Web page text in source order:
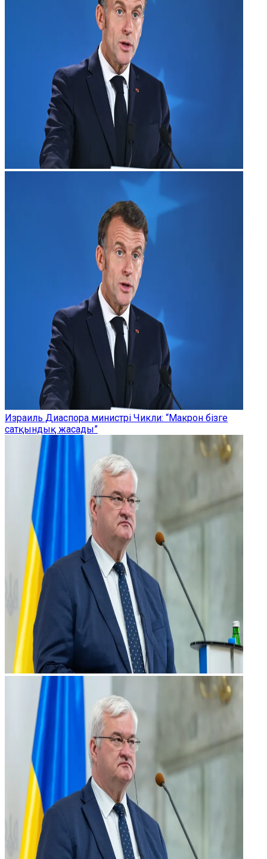
Израиль Диаспора министрі Чикли: “Макрон бізге
сатқындық жасады”